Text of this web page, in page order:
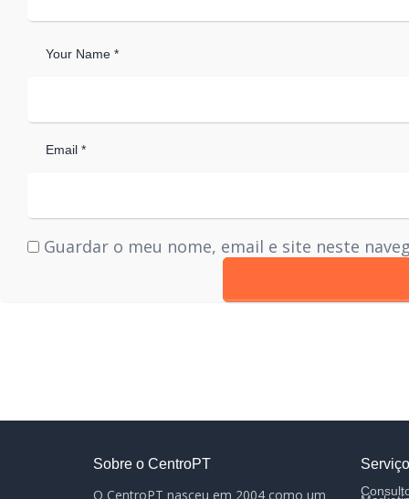
Your Name *
Email *
Guardar o meu nome, email e site neste
Sobre o CentroPT
O CentroPT nasceu em 2004 como um